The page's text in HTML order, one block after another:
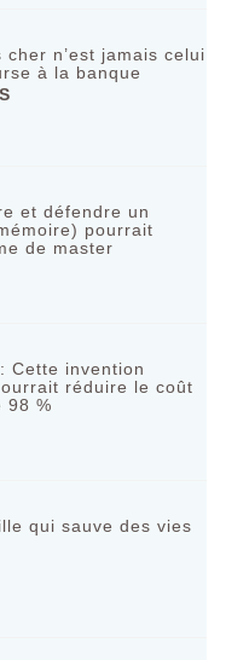
n’est jamais celui
à la banque
et défendre un
pourrait
de master
Cette invention
réduire le coût
98 %
qui sauve des vies